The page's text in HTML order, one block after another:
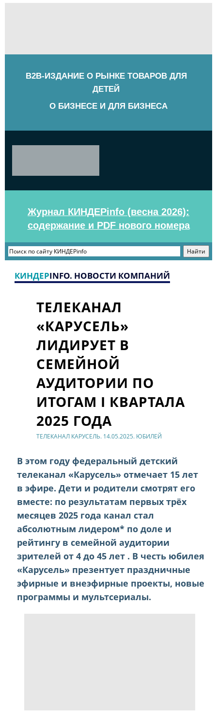
B2B-ИЗДАНИЕ О РЫНКЕ ТОВАРОВ ДЛЯ
ДЕТЕЙ
О БИЗНЕСЕ И ДЛЯ БИЗНЕСА
Журнал КИНДЕРinfo (весна 2026):
содержание и PDF нового номера
КИНДЕРINFO. НОВОСТИ КОМПАНИЙ
ТЕЛЕКАНАЛ
«КАРУСЕЛЬ»
ЛИДИРУЕТ В
СЕМЕЙНОЙ
АУДИТОРИИ ПО
ИТОГАМ I КВАРТАЛА
2025 ГОДА
ТЕЛЕКАНАЛ КАРУСЕЛЬ. 14.05.2025. ЮБИЛЕЙ
В этом году федеральный детский
телеканал «Карусель» отмечает 15 лет
в эфире. Дети и родители смотрят его
вместе: по результатам первых трёх
месяцев 2025 года канал стал
абсолютным лидером* по доле и
рейтингу в семейной аудитории
зрителей от 4 до 45 лет . В честь юбилея
«Карусель» презентует праздничные
эфирные и внеэфирные проекты, новые
программы и мультсериалы.